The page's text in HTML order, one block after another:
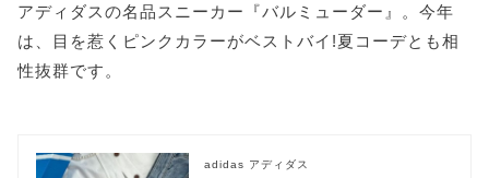
アディダスの名品スニーカー『バルミューダー』。今年
は、目を惹くピンクカラーがベストバイ!夏コーデとも相
性抜群です。
adidas アディダス